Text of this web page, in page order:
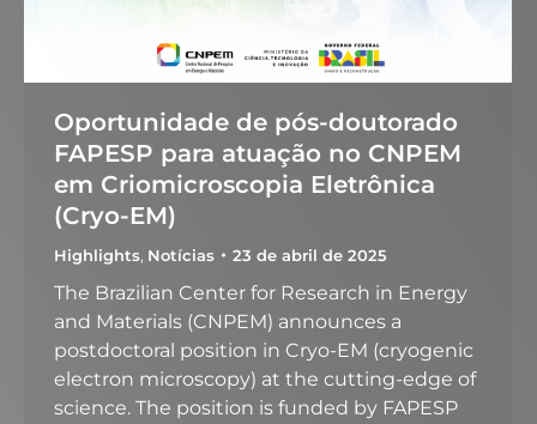
Oportunidade de pós-doutorado
FAPESP para atuação no CNPEM
em Criomicroscopia Eletrônica
(Cryo-EM)
Highlights, Notícias 23 de abril de 2025
The Brazilian Center for Research in Energy
and Materials (CNPEM) announces a
postdoctoral position in Cryo-EM (cryogenic
electron microscopy) at the cutting-edge of
science. The position is funded by FAPESP